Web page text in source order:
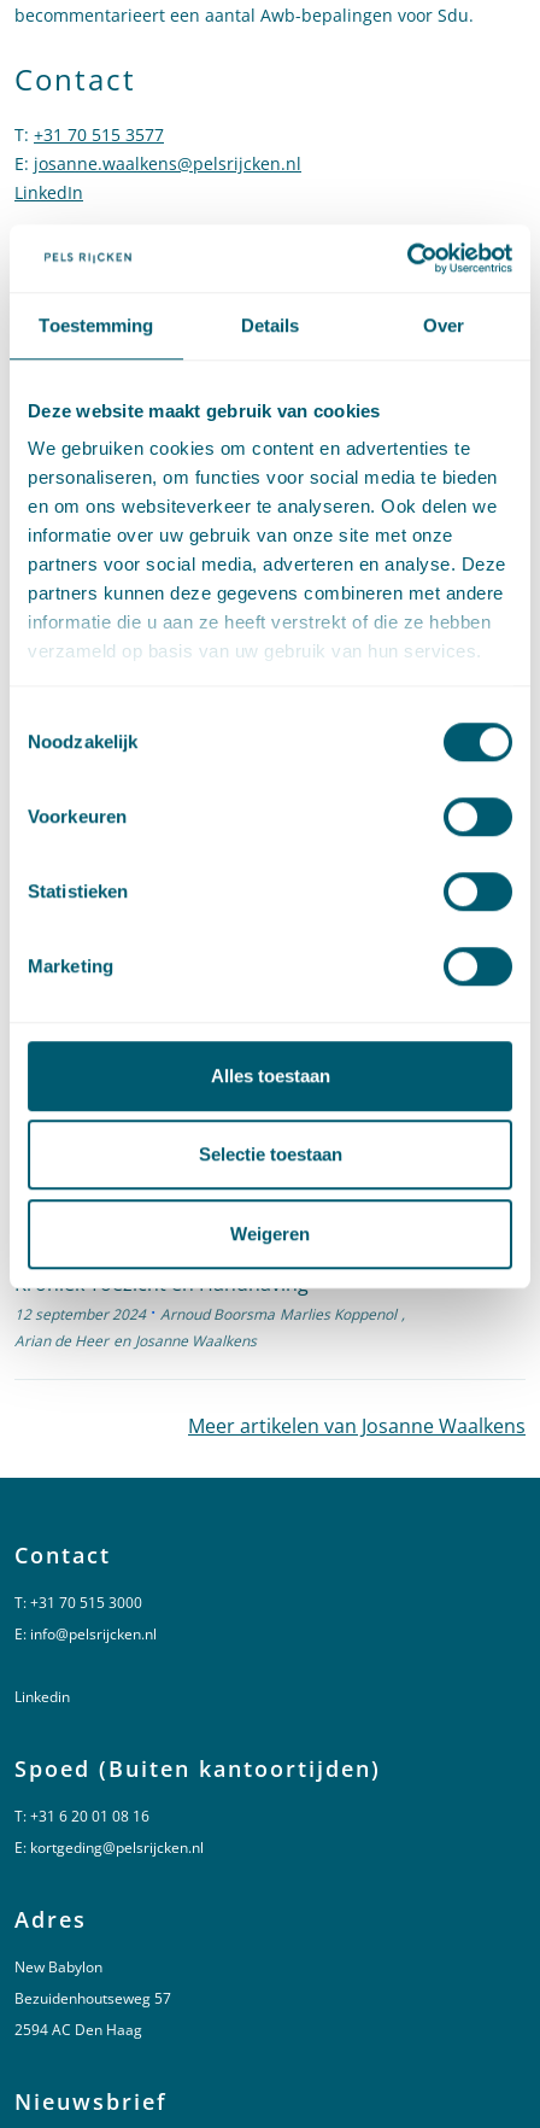
Toestemming Details Over
Deze website maakt gebruik van cookies
We gebruiken cookies om content en advertenties te
personaliseren, om functies voor social media te bieden
en om ons websiteverkeer te analyseren. Ook delen we
informatie over uw gebruik van onze site met onze
partners voor social media, adverteren en analyse. Deze
partners kunnen deze gegevens combineren met andere
informatie die u aan ze heeft verstrekt of die ze hebben
verzameld op basis van uw gebruik van hun services.
Noodzakelijk
Voorkeuren
Statistieken
Marketing
Alles toestaan
Selectie toestaan
Weigeren
becommentarieert een aantal Awb-bepalingen voor Sdu.
Contact
T: +31 70 515 3577
E: josanne.waalkens@pelsrijcken.nl
LinkedIn
Expertises
Bestuursrecht
Gezondheidsrecht
Zorg
Artikelen door Josanne
Waalkens
Publicatie Tijdschrift voor Financieel Recht:
Kroniek Toezicht en Handhaving
12 september 2024 · Arnoud Boorsma Marlies Koppenol ,
Arian de Heer en Josanne Waalkens
Meer artikelen van Josanne Waalkens
Contact
T:+31 70 515 3000
E: info@pelsrijcken.nl
Linkedin
Spoed (Buiten kantoortijden)
T:+31 6 20 01 08 16
E: kortgeding@pelsrijcken.nl
Adres
New Babylon
Bezuidenhoutseweg 57
2594 AC Den Haag
Nieuwsbrief